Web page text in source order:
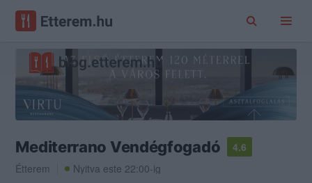
Mediterrano Vendégfogadó
4.6
Étterem
Nyitva este 22:00-ig